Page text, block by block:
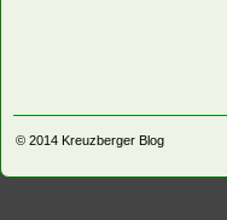
© 2014 Kreuzberger Blog